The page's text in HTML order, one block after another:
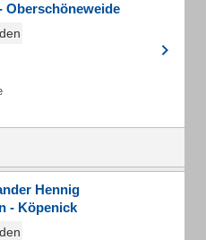
Oberschöneweide
Hennig
- Köpenick